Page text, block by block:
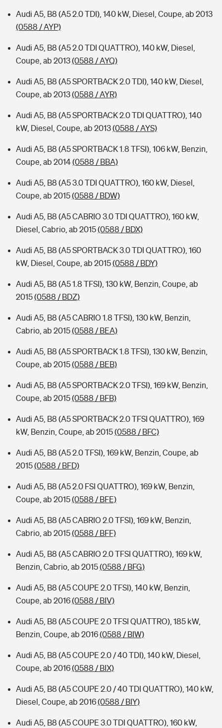
Audi A5, B8 (A5 2.0 TDI), 140 kW, Diesel, Coupe, ab 2013
(0588 / AYP)
Audi A5, B8 (A5 2.0 TDI QUATTRO), 140 kW, Diesel,
Coupe, ab 2013(0588 / AYQ)
Audi A5, B8 (A5 SPORTBACK 2.0 TDI), 140 kW, Diesel,
Coupe, ab 2013(0588 / AYR)
Audi A5, B8 (A5 SPORTBACK 2.0 TDI QUATTRO), 140
kW, Diesel, Coupe, ab 2013(0588 / AYS)
Audi A5, B8 (A5 SPORTBACK 1.8 TFSI), 106 kW, Benzin,
Coupe, ab 2014(0588 / BBA)
Audi A5, B8 (A5 3.0 TDI QUATTRO), 160 kW, Diesel,
Coupe, ab 2015(0588 / BDW)
Audi A5, B8 (A5 CABRIO 3.0 TDI QUATTRO), 160 kW,
Diesel, Cabrio, ab 2015(0588 / BDX)
Audi A5, B8 (A5 SPORTBACK 3.0 TDI QUATTRO), 160
kW, Diesel, Coupe, ab 2015(0588 / BDY)
Audi A5, B8 (A5 1.8 TFSI), 130 kW, Benzin, Coupe, ab
2015(0588 / BDZ)
Audi A5, B8 (A5 CABRIO 1.8 TFSI), 130 kW, Benzin,
Cabrio, ab 2015(0588 / BEA)
Audi A5, B8 (A5 SPORTBACK 1.8 TFSI), 130 kW, Benzin,
Coupe, ab 2015(0588 / BEB)
Audi A5, B8 (A5 SPORTBACK 2.0 TFSI), 169 kW, Benzin,
Coupe, ab 2015(0588 / BFB)
Audi A5, B8 (A5 SPORTBACK 2.0 TFSI QUATTRO), 169
kW, Benzin, Coupe, ab 2015(0588 / BFC)
Audi A5, B8 (A5 2.0 TFSI), 169 kW, Benzin, Coupe, ab
2015(0588 / BFD)
Audi A5, B8 (A5 2.0 FSI QUATTRO), 169 kW, Benzin,
Coupe, ab 2015(0588 / BFE)
Audi A5, B8 (A5 CABRIO 2.0 TFSI), 169 kW, Benzin,
Cabrio, ab 2015(0588 / BFF)
Audi A5, B8 (A5 CABRIO 2.0 TFSI QUATTRO), 169 kW,
Benzin, Cabrio, ab 2015(0588 / BFG)
Audi A5, B8 (A5 COUPE 2.0 TFSI), 140 kW, Benzin,
Coupe, ab 2016(0588 / BIV)
Audi A5, B8 (A5 COUPE 2.0 TFSI QUATTRO), 185 kW,
Benzin, Coupe, ab 2016(0588 / BIW)
Audi A5, B8 (A5 COUPE 2.0 / 40 TDI), 140 kW, Diesel,
Coupe, ab 2016(0588 / BIX)
Audi A5, B8 (A5 COUPE 2.0 / 40 TDI QUATTRO), 140 kW,
Diesel, Coupe, ab 2016(0588 / BIY)
Audi A5, B8 (A5 COUPE 3.0 TDI QUATTRO), 160 kW,